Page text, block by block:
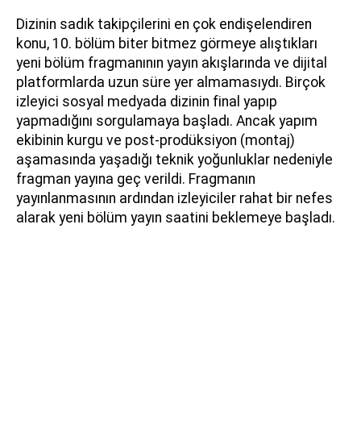
Dizinin sadık takipçilerini en çok endişelendiren
konu, 10. bölüm biter bitmez görmeye alıştıkları
yeni bölüm fragmanının yayın akışlarında ve dijital
platformlarda uzun süre yer almamasıydı. Birçok
izleyici sosyal medyada dizinin final yapıp
yapmadığını sorgulamaya başladı. Ancak yapım
ekibinin kurgu ve post-prodüksiyon (montaj)
aşamasında yaşadığı teknik yoğunluklar nedeniyle
fragman yayına geç verildi. Fragmanın
yayınlanmasının ardından izleyiciler rahat bir nefes
alarak yeni bölüm yayın saatini beklemeye başladı.